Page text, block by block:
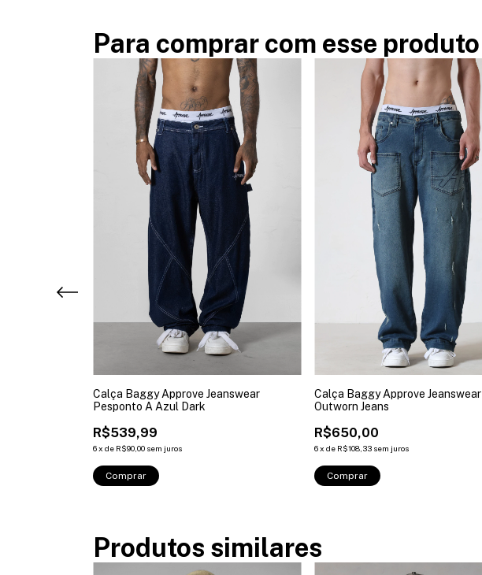
Para comprar com esse produto
Calça Baggy Approve Jeanswear
Pesponto A Azul Dark
R$539,99
6x de R$90,00 sem juros
Comprar
Calça Baggy Approve Jeanswear
Outworn Jeans
R$650,00
6x de R$108,33 sem juros
Comprar
Produtos similares